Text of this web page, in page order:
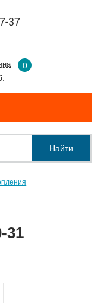
37
0
Найти
31